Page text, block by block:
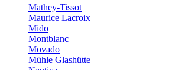
Mathey-Tissot
Maurice Lacroix
Mido
Montblanc
Movado
Mühle Glashütte